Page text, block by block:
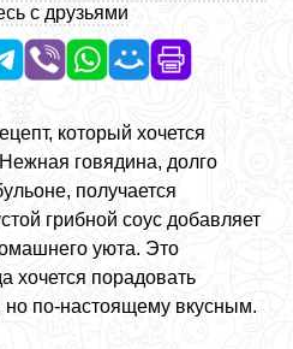
с друзьями
который хочется
говядина, долго
получается
грибной соус добавляет
уюта. Это
хочется порадовать
но по‑настоящему вкусным.